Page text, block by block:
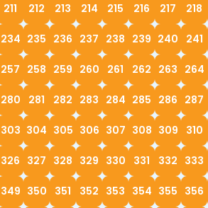
211 212 213 214 215 216 217 218
234 235 236 237 238 239 240 241
257 258 259 260 261 262 263 264
280 281 282 283 284 285 286 287
303 304 305 306 307 308 309 310
326 327 328 329 330 331 332 333
349 350 351 352 353 354 355 356